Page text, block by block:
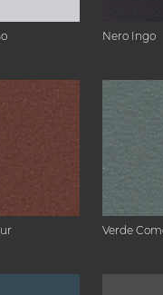
Nero Ingo
Verde